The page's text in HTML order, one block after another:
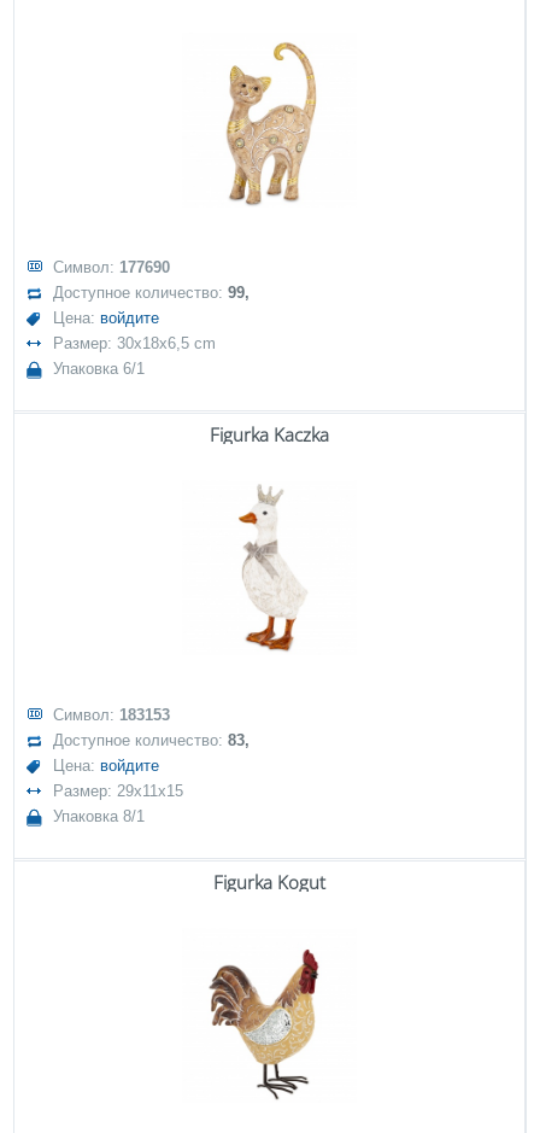
Символ: 177690
Доступное количество:99,
Цена: войдите
Размер: 30x18x6,5 cm
Упаковка 6/1
Figurka Kaczka
Символ: 183153
Доступное количество:83,
Цена: войдите
Размер: 29x11x15
Упаковка 8/1
Figurka Kogut